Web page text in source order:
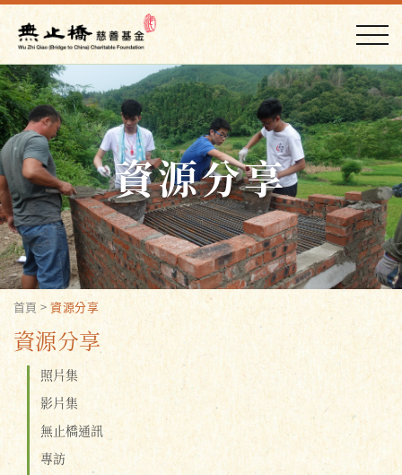
資源分享
首頁 >資源分享
資源分享
照片集
影片集
無止橋通訊
專訪